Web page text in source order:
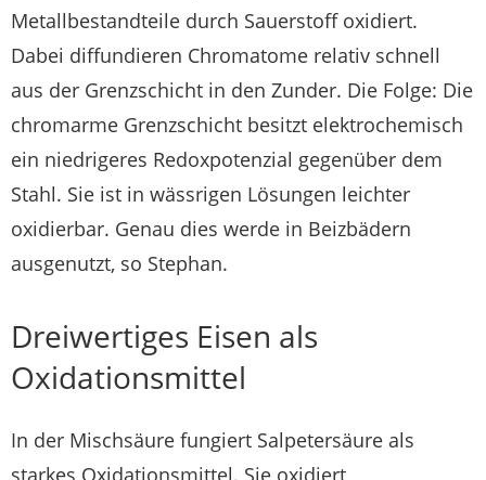
Metallbestandteile durch Sauerstoff oxidiert.
Dabei diffundieren Chromatome relativ schnell
aus der Grenzschicht in den Zunder. Die Folge: Die
chromarme Grenzschicht besitzt elektrochemisch
ein niedrigeres Redoxpotenzial gegenüber dem
Stahl. Sie ist in wässrigen Lösungen leichter
oxidierbar. Genau dies werde in Beizbädern
ausgenutzt, so Stephan.
Dreiwertiges Eisen als
Oxidationsmittel
In der Mischsäure fungiert Salpetersäure als
starkes Oxidationsmittel. Sie oxidiert